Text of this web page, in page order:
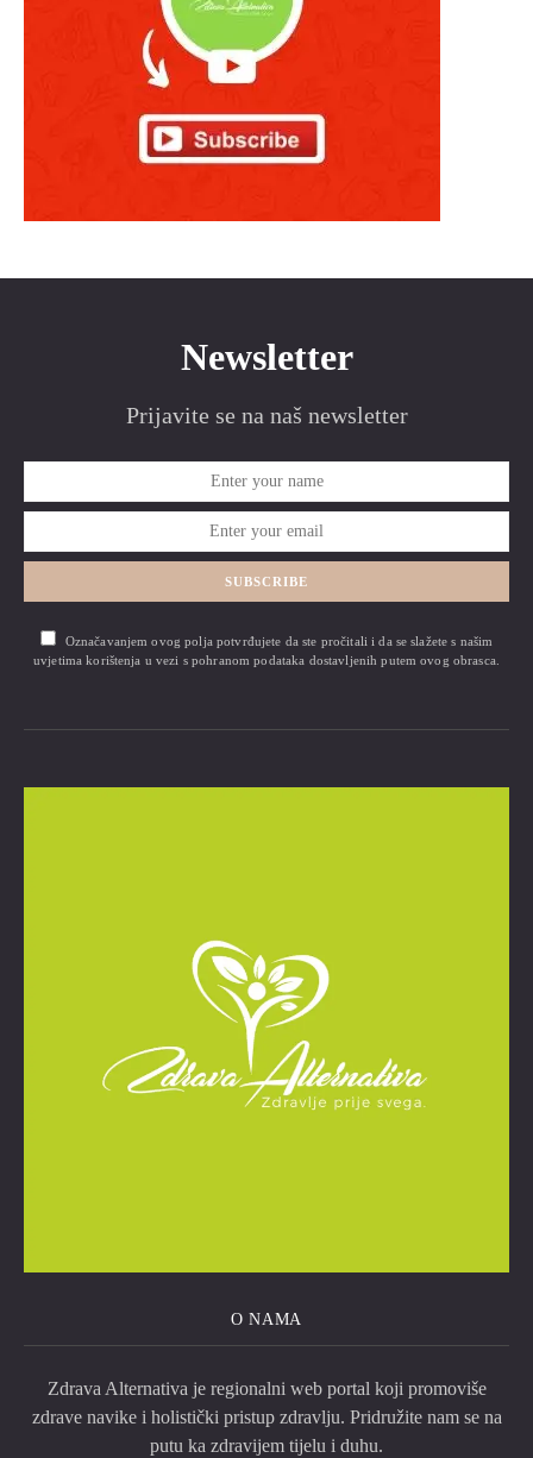
Newsletter
Prijavite se na naš newsletter
SUBSCRIBE
Označavanjem ovog polja potvrđujete da ste pročitali i da se slažete s našim
uvjetima korištenja u vezi s pohranom podataka dostavljenih putem ovog obrasca.
O NAMA
Zdrava Alternativa je regionalni web portal koji promoviše
zdrave navike i holistički pristup zdravlju. Pridružite nam se na
putu ka zdravijem tijelu i duhu.